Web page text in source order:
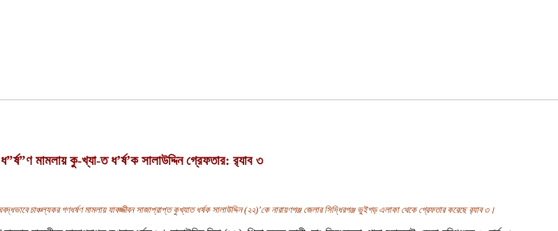
মামলায় কু-খ্যা-ত ধ’র্ষ’ক সালাউদ্দিন গ্রেফতার: র‍্যাব ৩
চাঞ্চল্যকর গণধর্ষণ মামলায় যাবজ্জীবন সাজাপ্রাপ্ত কুখ্যাত ধর্ষক সালাউদ্দিন (২২)’কে নারায়ণগঞ্জ জেলার সিদ্ধিরগঞ্জ ভুইগড় এলাকা থেকে গ্রেফতার করেছে র‍্যাব ৩।